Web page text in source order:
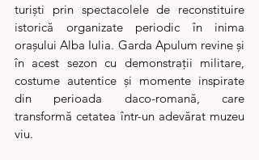
turiști prin spectacolele de reconstituire
istorică organizate periodic în inima
orașului Alba Iulia. Garda Apulum revine și
în acest sezon cu demonstrații militare,
costume autentice și momente inspirate
din perioada daco-romană, care
transformă cetatea într-un adevărat muzeu
viu.